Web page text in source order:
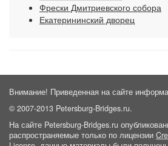
Фрески Дмитриевского собора
Екатерининский дворец
Внимание! Приведенная на сайте
© 2007-2013 Petersburg-Bridges.ru.
На сайте Petersburg-Bridges.ru
распространяемые только по лицензии